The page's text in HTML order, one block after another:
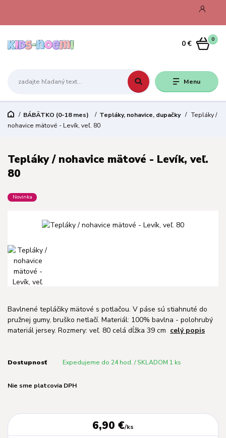
Menu
0
0 €
BÁBÄTKO (0-18 mes) Tepláky, nohavice, dupačky
Tepláky /
nohavice mätové - Levík, veľ. 80
Tepláky / nohavice mätové - Levík, veľ.
80
Novinka
Bavlnené tepláčiky mätové s potlačou. V páse sú stiahnuté do
pružnej gumy, bruško netlačí. Materiál: 100% bavlna - polohrubý
materiál jersey. Rozmery: veľ. 80 celá dĺžka 39 cm celý popis
Dostupnosť Expedujeme do 24 hod. / SKLADOM 1 ks
Nie sme platcovia DPH
6,90 €/ks